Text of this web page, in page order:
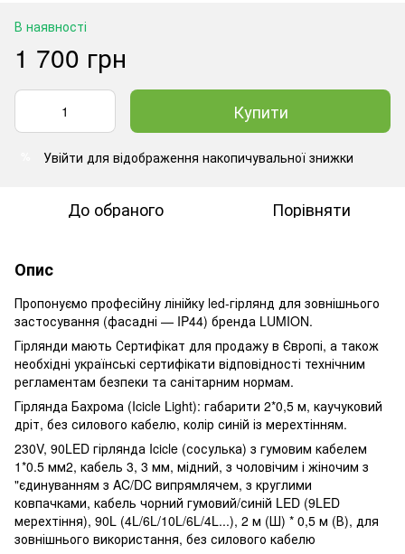
В наявності
1 700 грн
Купити
Увійти для відображення накопичувальної знижки
До обраного Порівняти
Опис
Пропонуємо професійну лінійку led-гірлянд для зовнішнього
застосування (фасадні — IP44) бренда LUMION.
Гірлянди мають Сертифікат для продажу в Європі, а також
необхідні українські сертифікати відповідності технічним
регламентам безпеки та санітарним нормам.
Гірлянда Бахрома (Icicle Light): габарити 2*0,5 м, каучуковий
дріт, без силового кабелю, колір синій із мерехтінням.
230V, 90LED гірлянда Icicle (сосулька) з гумовим кабелем
1*0.5 мм2, кабель 3, 3 мм, мідний, з чоловічим і жіночим з
"єдинуванням з AC/DC випрямлячем, з круглими
ковпачками, кабель чорний гумовий/синій LED (9LED
мерехтіння), 90L (4L/6L/10L/6L/4L...), 2 м (Ш) * 0,5 м (В), для
зовнішнього використання, без силового кабелю